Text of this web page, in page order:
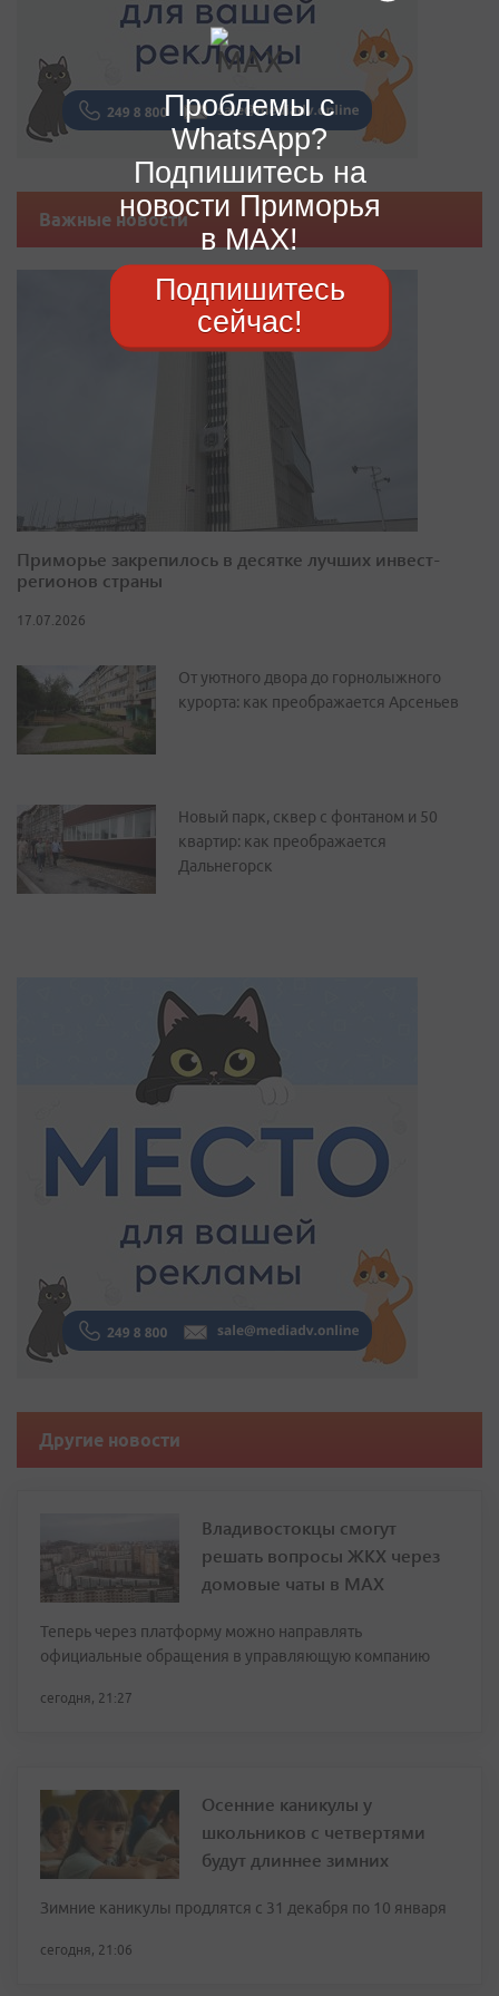
Важные новости
Приморье закрепилось в десятке лучших инвест-
регионов страны
17.07.2026
От уютного двора до горнолыжного
курорта: как преображается Арсеньев
Новый парк, сквер с фонтаном и 50
квартир: как преображается
Дальнегорск
Другие новости
Владивостокцы смогут
решать вопросы ЖКХ через
домовые чаты в МАХ
Теперь через платформу можно направлять
официальные обращения в управляющую компанию
сегодня, 21:27
Осенние каникулы у
школьников с четвертями
будут длиннее зимних
Зимние каникулы продлятся с 31 декабря по 10 января
сегодня, 21:06
Проблемы с
WhatsApp?
Подпишитесь на
новости Приморья
в MAX!
Подпишитесь
сейчас!